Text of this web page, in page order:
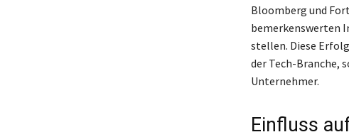
Bloomberg und
bemerkenswerten
stellen. Diese
der Tech-Branche,
Unternehmer.
Einfluss